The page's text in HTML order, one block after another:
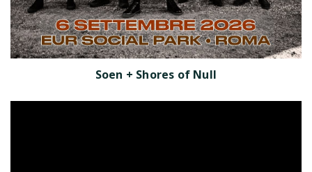
Soen + Shores of Null